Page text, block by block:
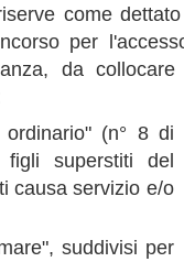
come dettato
per
da collocare
(n° 8 di
superstiti del
causa servizio e/o
suddivisi per